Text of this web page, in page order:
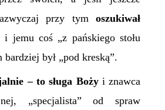
przy tymoszukiwał
i jemu coś „z pańskiego stołu
bardziej był „pod kreską”.
– to sługa Boży i znawca
„specjalista” od spraw